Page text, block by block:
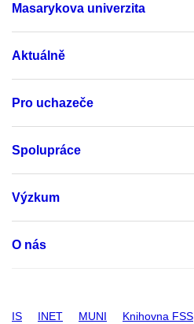
Masarykova univerzita
Aktuálně
Pro uchazeče
Spolupráce
Výzkum
O nás
IS INET MUNI Knihovna FSS